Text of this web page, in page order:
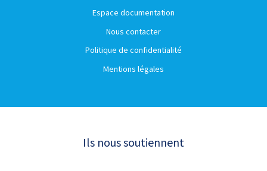
Espace documentation
Nous contacter
Politique de confidentialité
Mentions légales
Ils nous soutiennent